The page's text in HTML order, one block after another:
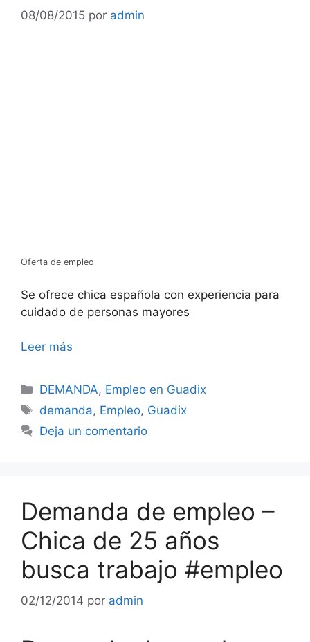
08/08/2015 por admin
Oferta de empleo
Se ofrece chica española con experiencia para
cuidado de personas mayores
Leer más
Categorías
DEMANDA, Empleo en Guadix
Etiquetas
demanda, Empleo, Guadix
Deja un comentario
Demanda de empleo –
Chica de 25 años
busca trabajo #empleo
02/12/2014 por admin